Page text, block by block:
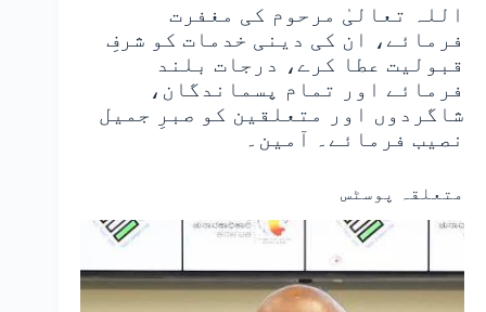
اللہ تعالیٰ مرحوم کی مغفرت
فرمائے، ان کی دینی خدمات کو شرفِ
قبولیت عطا کرے، درجات بلند
فرمائے اور تمام پسماندگان،
شاگردوں اور متعلقین کو صبرِ جمیل
نصیب فرمائے۔ آمین۔
متعلقہ پوسٹس